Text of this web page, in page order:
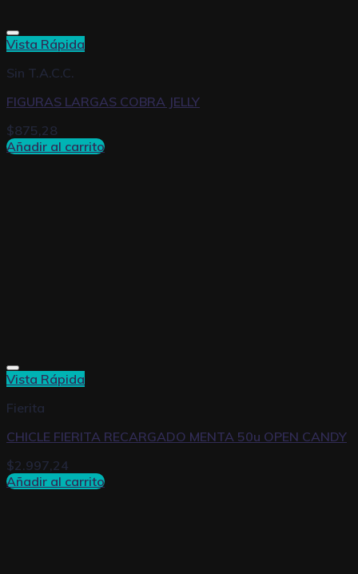
Vista Rápida
Sin T.A.C.C.
FIGURAS LARGAS COBRA JELLY
$875,28
Añadir al carrito
Vista Rápida
Fierita
CHICLE FIERITA RECARGADO MENTA 50u OPEN CANDY
$2.997,24
Añadir al carrito